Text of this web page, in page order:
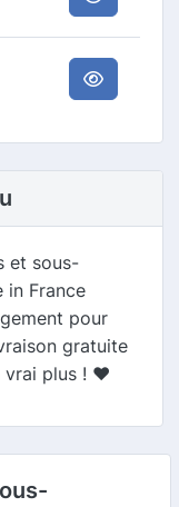
et sous-
in France
pour
gratuite
vrai plus ! ❤️